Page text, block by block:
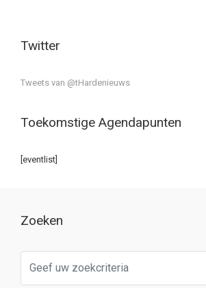
Twitter
Tweets van @tHardenieuws
Toekomstige Agendapunten
[eventlist]
Zoeken